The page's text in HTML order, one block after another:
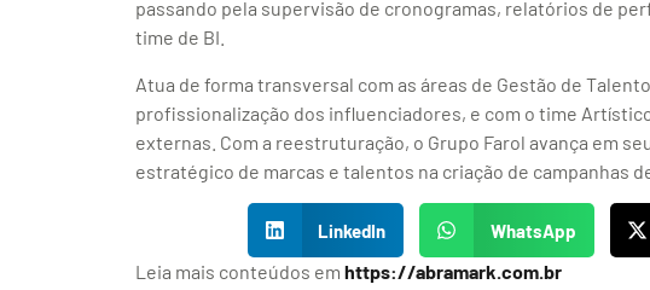
passando pela supervisão de cronogramas, relatórios de
time de BI.
Atua de forma transversal com as áreas de Gestão de
profissionalização dos influenciadores, e com o time
externas. Com a reestruturação, o Grupo Farol avança em
estratégico de marcas e talentos na criação de campanhas
LinkedIn WhatsApp
Leia mais conteúdos em https://abramark.com.br